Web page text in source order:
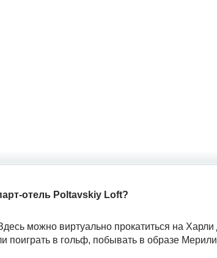
отель Poltavskiy Loft?
можно виртуально прокатиться на
поиграть в гольф, побывать в образе